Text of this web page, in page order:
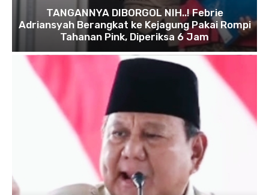
TANGANNYA DIBORGOL NIH..! Febrie
Adriansyah Berangkat ke Kejagung Pakai Rompi
Tahanan Pink, Diperiksa 6 Jam